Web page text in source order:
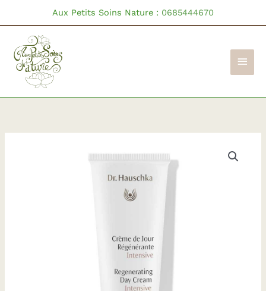
contenu
Aux Petits Soins Nature : 0685444670